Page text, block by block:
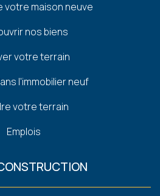
votre maison neuve
nos biens
votre terrain
l'immobilier neuf
votre terrain
Emplois